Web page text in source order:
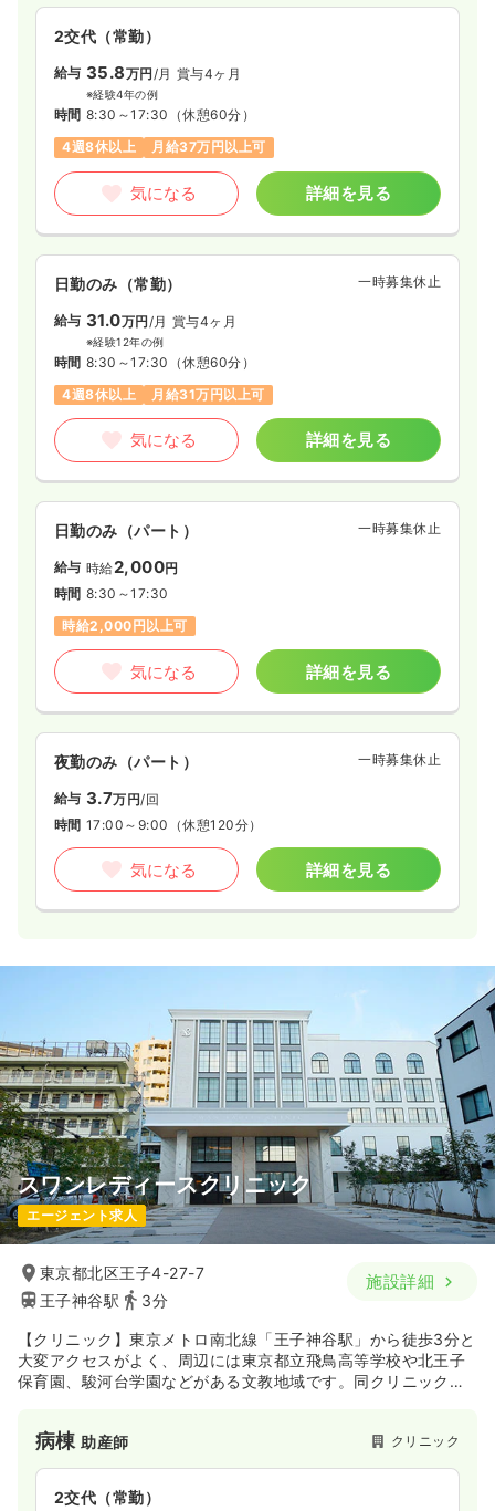
2交代（常勤）
給与 35.8万円/月 賞与4ヶ月
※経験4年の例
時間 8:30～17:30 （休憩60分）
4週8休以上
月給37万円以上可
気になる 詳細を見る
日勤のみ（常勤） 一時募集休止
給与 31.0万円 /月 賞与4ヶ月
※経験12年の例
時間 8:30～17:30 （休憩60分）
4週8休以上
月給31万円以上可
気になる 詳細を見る
日勤のみ（パート） 一時募集休止
給与 時給2,000円
時間 8:30～17:30
時給2,000円以上可
気になる 詳細を見る
夜勤のみ（パート） 一時募集休止
給与 3.7万円/回
時間 17:00～9:00 （休憩120分）
気になる 詳細を見る
スワンレディースクリニック
エージェント求人
東京都北区王子4-27-7
王子神谷駅
3分
施設詳細
【クリニック】東京メトロ南北線「王子神谷駅」から徒歩3分と
大変アクセスがよく、周辺には東京都立飛鳥高等学校や北王子
保育園、駿河台学園などがある文教地域です。同クリニックは
ホテルのように快適に過ごして頂けるよう、コンシェルジュが
患者様をお出迎えします。またキッズルームやエステルーム、
都内最大級のマタニティスタジオなどが完備されています。
病棟助産師 クリニック
2交代（常勤）